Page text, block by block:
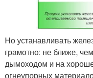
Но устанавливать
грамотно: не ближе,
дымоходом и на
огнеупорных